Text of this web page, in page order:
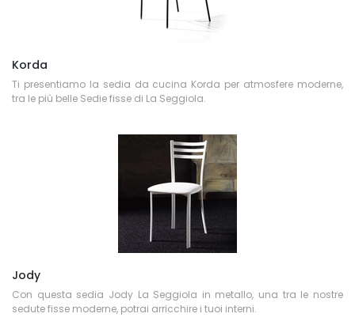
Korda
Ti presentiamo la sedia da cucina Korda per atmosfere moderne,
tra le più belle Sedie fisse di La Seggiola.
Jody
Con questa sedia Jody La Seggiola in metallo, una tra le nostre
sedute fisse moderne, potrai arricchire i tuoi interni.